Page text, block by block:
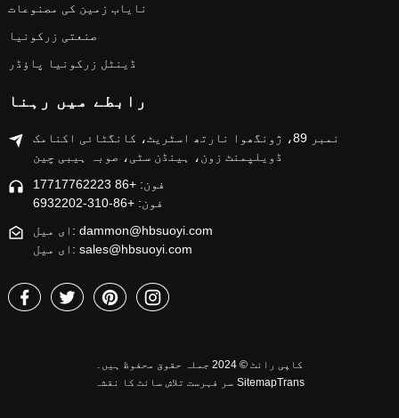
نایاب زمین کی مصنوعات
صنعتی زرکونیا
ڈینٹل زرکونیا پاؤڈر
رابطے میں رہنا
نمبر 89، ژونگھوا نارتھ اسٹریٹ، کانگٹائی اکنامک
ڈویلپمنٹ زون، ہینڈن سٹی، صوبہ ہیبی چین
فون: +86 17717762223
فون: +86-310-6932202
ای میل: dammon@hbsuoyi.com
ای میل: sales@hbsuoyi.com
کاپی رائٹ © 2024 جملہ حقوق محفوظ ہیں۔
سر فہرست تلاش سائٹ کا نقشہ SitemapTrans